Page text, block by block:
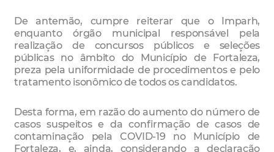
De antemão, cumpre reiterar que o Imparh,
enquanto órgão municipal responsável pela
realização de concursos públicos e seleções
públicas no âmbito do Município de Fortaleza,
preza pela uniformidade de procedimentos e pelo
tratamento isonômico de todos os candidatos.
Desta forma, em razão do aumento do número de
casos suspeitos e da confirmação de casos de
contaminação pela COVID-19 no Município de
Fortaleza, e, ainda, considerando a declaração